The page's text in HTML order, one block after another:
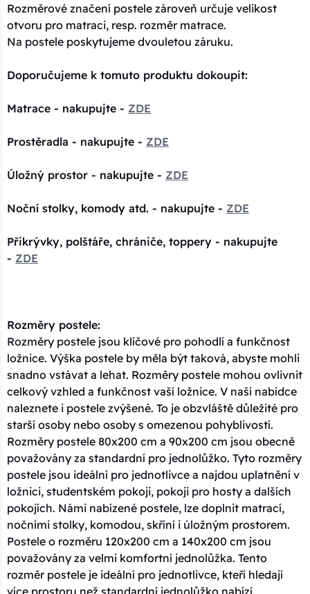
Rozměrové značení postele zároveň určuje velikost
otvoru pro matraci, resp. rozměr matrace.
Na postele poskytujeme dvouletou záruku.
Doporučujeme k tomuto produktu dokoupit:
Matrace - nakupujte - ZDE
Prostěradla - nakupujte - ZDE
Úložný prostor - nakupujte - ZDE
Noční stolky, komody atd. - nakupujte - ZDE
Přikrývky, polštáře, chrániče, toppery - nakupujte
- ZDE
Rozměry postele:
Rozměry postele jsou klíčové pro pohodlí a funkčnost
ložnice. Výška postele by měla být taková, abyste mohli
snadno vstávat a lehat. Rozměry postele mohou ovlivnit
celkový vzhled a funkčnost vaší ložnice. V naší nabídce
naleznete i postele zvýšené. To je obzvláště důležité pro
starší osoby nebo osoby s omezenou pohyblivostí.
Rozměry postele 80x200 cm a 90x200 cm jsou obecně
považovány za standardní pro jednolůžko. Tyto rozměry
postele jsou ideální pro jednotlivce a najdou uplatnění v
ložnici, studentském pokoji, pokoji pro hosty a dalších
pokojích. Námi nabízené postele, lze doplnit matrací,
nočními stolky, komodou, skříní i úložným prostorem.
Postele o rozměru 120x200 cm a 140x200 cm jsou
považovány za velmi komfortní jednolůžka. Tento
rozměr postele je ideální pro jednotlivce, kteří hledají